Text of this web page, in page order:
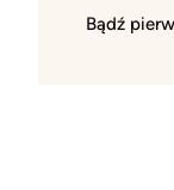
Bądź